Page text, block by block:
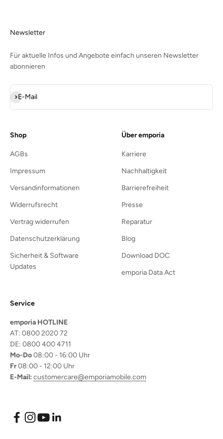
Newsletter
Für aktuelle Infos und Angebote einfach unseren Newsletter
abonnieren
E-Mail
Abonnieren
Shop
AGBs
Impressum
Versandinformationen
Widerrufsrecht
Vertrag widerrufen
Datenschutzerklärung
Sicherheit & Software
Updates
Über emporia
Karriere
Nachhaltigkeit
Barrierefreiheit
Presse
Reparatur
Blog
Download DOC
emporia Data Act
Service
emporia HOTLINE
AT: 0800 2020 72
DE: 0800 400 4711
Mo-Do08:00 - 16:00 Uhr
Fr08:00 - 12:00 Uhr
E-Mail: customercare@emporiamobile.com